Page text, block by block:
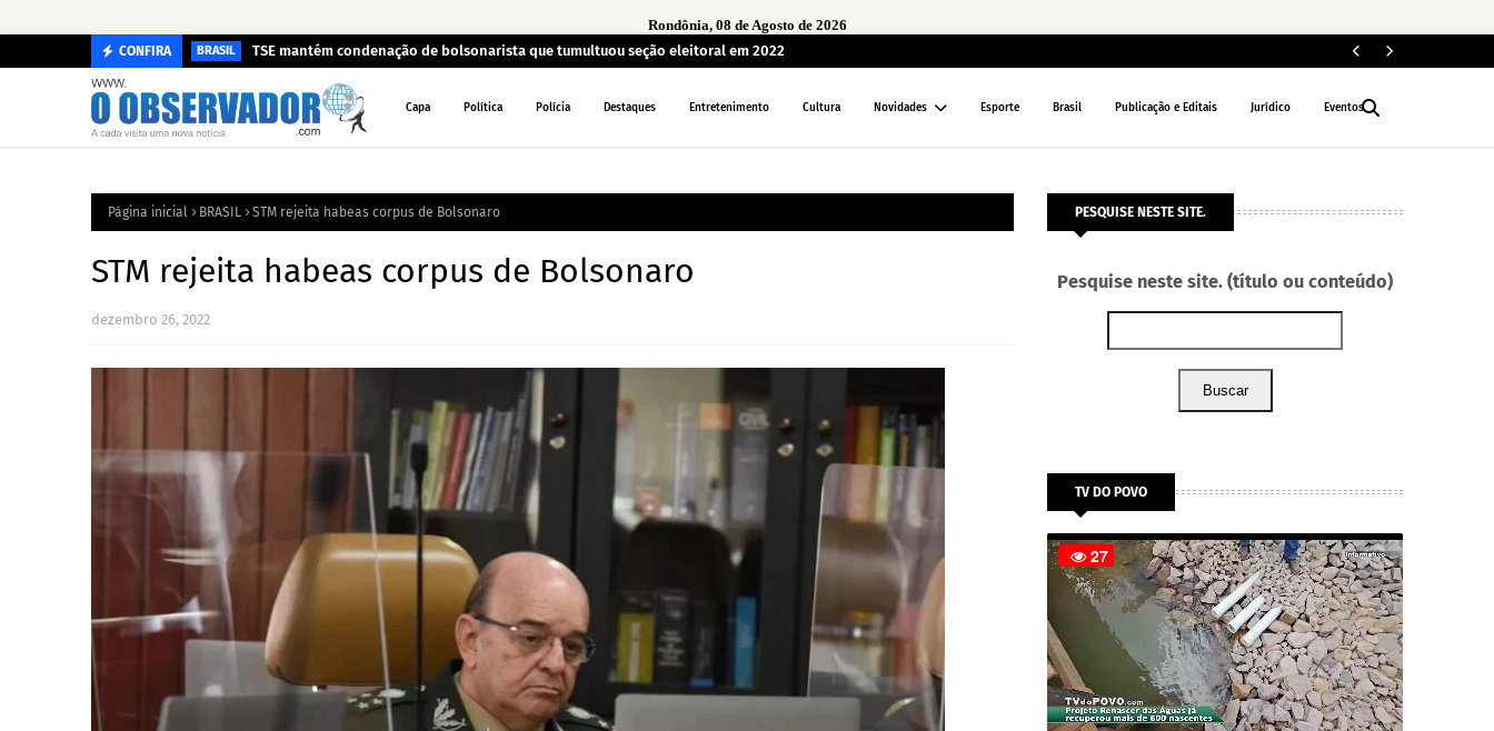
Rondônia, 08 de Agosto de 2026
CONFIRA BRASIL TSE mantém condenação de bolsonarista que tumultuou seção eleitoral em 2022
Capa Política Polícia Destaques Entretenimento Cultura Novidades Esporte Brasil Publicação e Editais Jurídico Eventos
Página inicial BRASIL STM rejeita habeas corpus de Bolsonaro
STM rejeita habeas corpus de Bolsonaro
dezembro 26, 2022
PESQUISE NESTE SITE.
Pesquise neste site. (título ou conteúdo)
Buscar
TV DO POVO